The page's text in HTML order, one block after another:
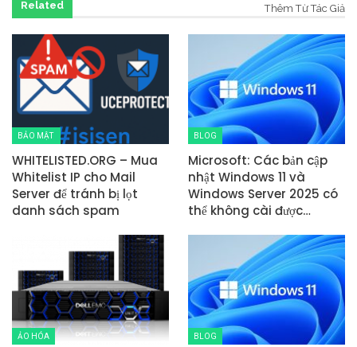
Related Thêm Từ Tác Giả
BẢO MẬT
WHITELISTED.ORG – Mua
Whitelist IP cho Mail
Server để tránh bị lọt
danh sách spam
BLOG
Microsoft: Các bản cập
nhật Windows 11 và
Windows Server 2025 có
thể không cài được…
ẢO HÓA BLOG